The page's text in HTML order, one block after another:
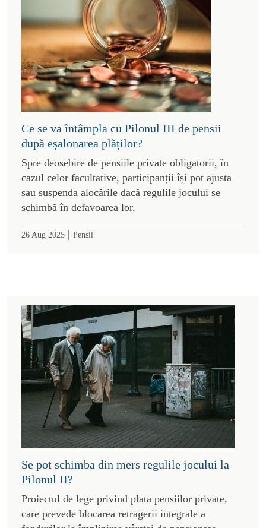
Ce se va întâmpla cu Pilonul III de pensii
după eșalonarea plăților?
Spre deosebire de pensiile private obligatorii, în
cazul celor facultative, participanții își pot ajusta
sau suspenda alocările dacă regulile jocului se
schimbă în defavoarea lor.
26 Aug 2025 | Pensii
Se pot schimba din mers regulile jocului la
Pilonul II?
Proiectul de lege privind plata pensiilor private,
care prevede blocarea retragerii integrale a